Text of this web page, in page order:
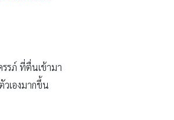
รภ์ ที่ตื่นเข้ามา
เองมากขึ้น